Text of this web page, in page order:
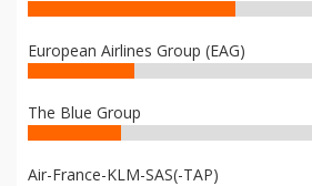
European Airlines Group (EAG)
The Blue Group
Air-France-KLM-SAS(-TAP)